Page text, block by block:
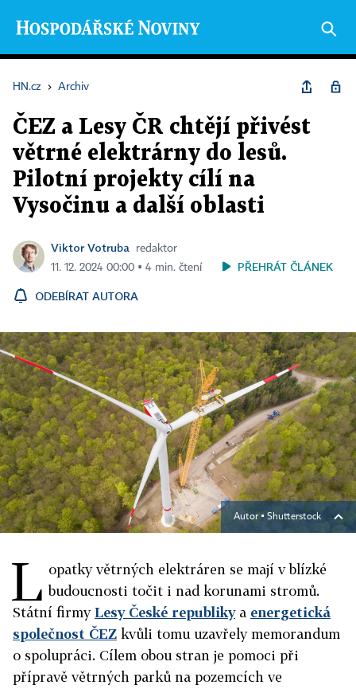
HN.cz › Archiv
ČEZ a Lesy ČR chtějí přivést
větrné elektrárny do lesů.
Pilotní projekty cílí na
Vysočinu a další oblasti
Viktor Votruba
redaktor
11. 12. 2024 00:00 ▪ 4 min. čtení
PŘEHRÁT ČLÁNEK
ODEBÍRAT AUTORA
Autor ▪ Shutterstock
L opatky větrných elektráren se mají v blízké
budoucnosti točit i nad korunami stromů.
Státní firmyLesy České republikya energetická
společnost ČEZ kvůli tomu uzavřely memorandum
o spolupráci. Cílem obou stran je pomoci při
přípravě větrných parků na pozemcích ve